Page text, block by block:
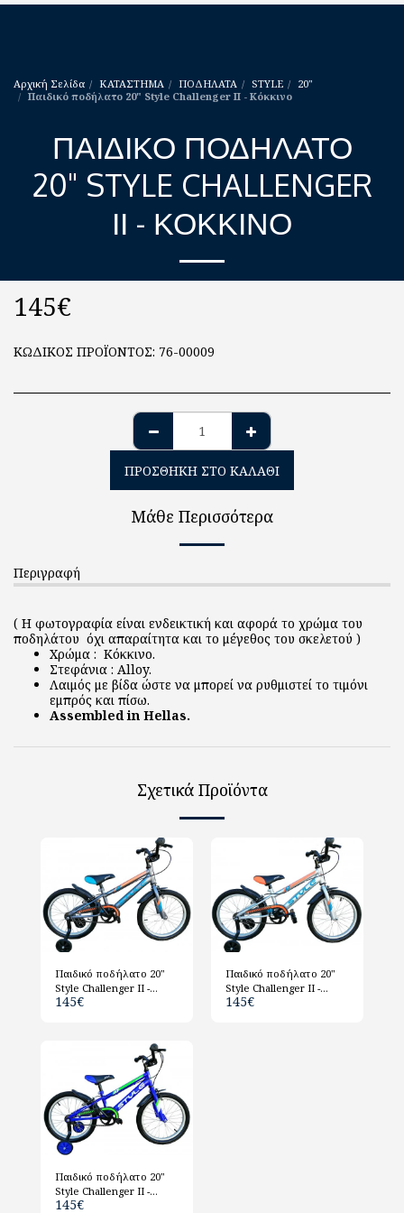
Αρχική Σελίδα ΚΑΤΑΣΤΗΜΑ ΠΟΔΗΛΑΤΑ STYLE
20"
Παιδικό ποδήλατο 20" Style Challenger ΙΙ - Κόκκινο
ΠΑΙΔΙΚΌ ΠΟΔΉΛΑΤΟ
20" STYLE CHALLENGER
ΙΙ - ΚΌΚΚΙΝΟ
145€
ΚΩΔΙΚΟΣ ΠΡΟΪΟΝΤΟΣ: 76-00009
ΠΡΟΣΘΉΚΗ ΣΤΟ ΚΑΛΆΘΙ
Μάθε Περισσότερα
Περιγραφή
( Η φωτογραφία είναι ενδεικτική και αφορά το χρώμα του
ποδηλάτου όχι απαραίτητα και το μέγεθος του σκελετού )
Χρώμα : Κόκκινο.
Στεφάνια : Alloy.
Λαιμός με βίδα ώστε να μπορεί να ρυθμιστεί το τιμόνι
εμπρός και πίσω.
Assembled in Hellas.
Σχετικά Προϊόντα
Παιδικό ποδήλατο 20"
Style Challenger ΙΙ -
Ανθρακί
145€
Παιδικό ποδήλατο 20"
Style Challenger ΙΙ -
Ασημί
145€
Παιδικό ποδήλατο 20"
Style Challenger ΙΙ -
Μπλέ
145€